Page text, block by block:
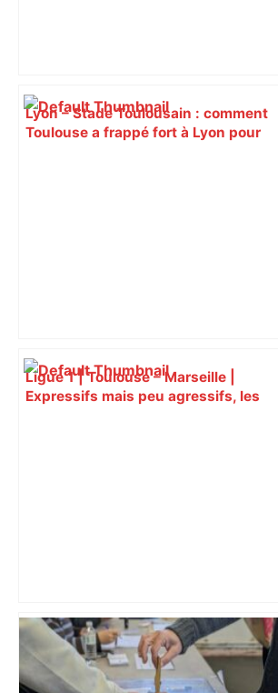
Lyon – Stade Toulousain : comment
Toulouse a frappé fort à Lyon pour
Ligue 1 | Toulouse – Marseille |
Expressifs mais peu agressifs, les
Un drone provoque un chaos aérien à
Toulouse : ce que risque vraiment un
pilote hors des clous – France 3